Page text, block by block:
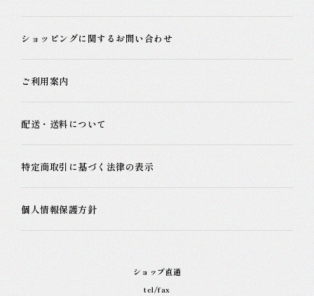
ショッピングに関するお問い合わせ
ご利用案内
配送・送料について
特定商取引に基づく法律の表示
個人情報保護方針
ショップ直通
tel/fax